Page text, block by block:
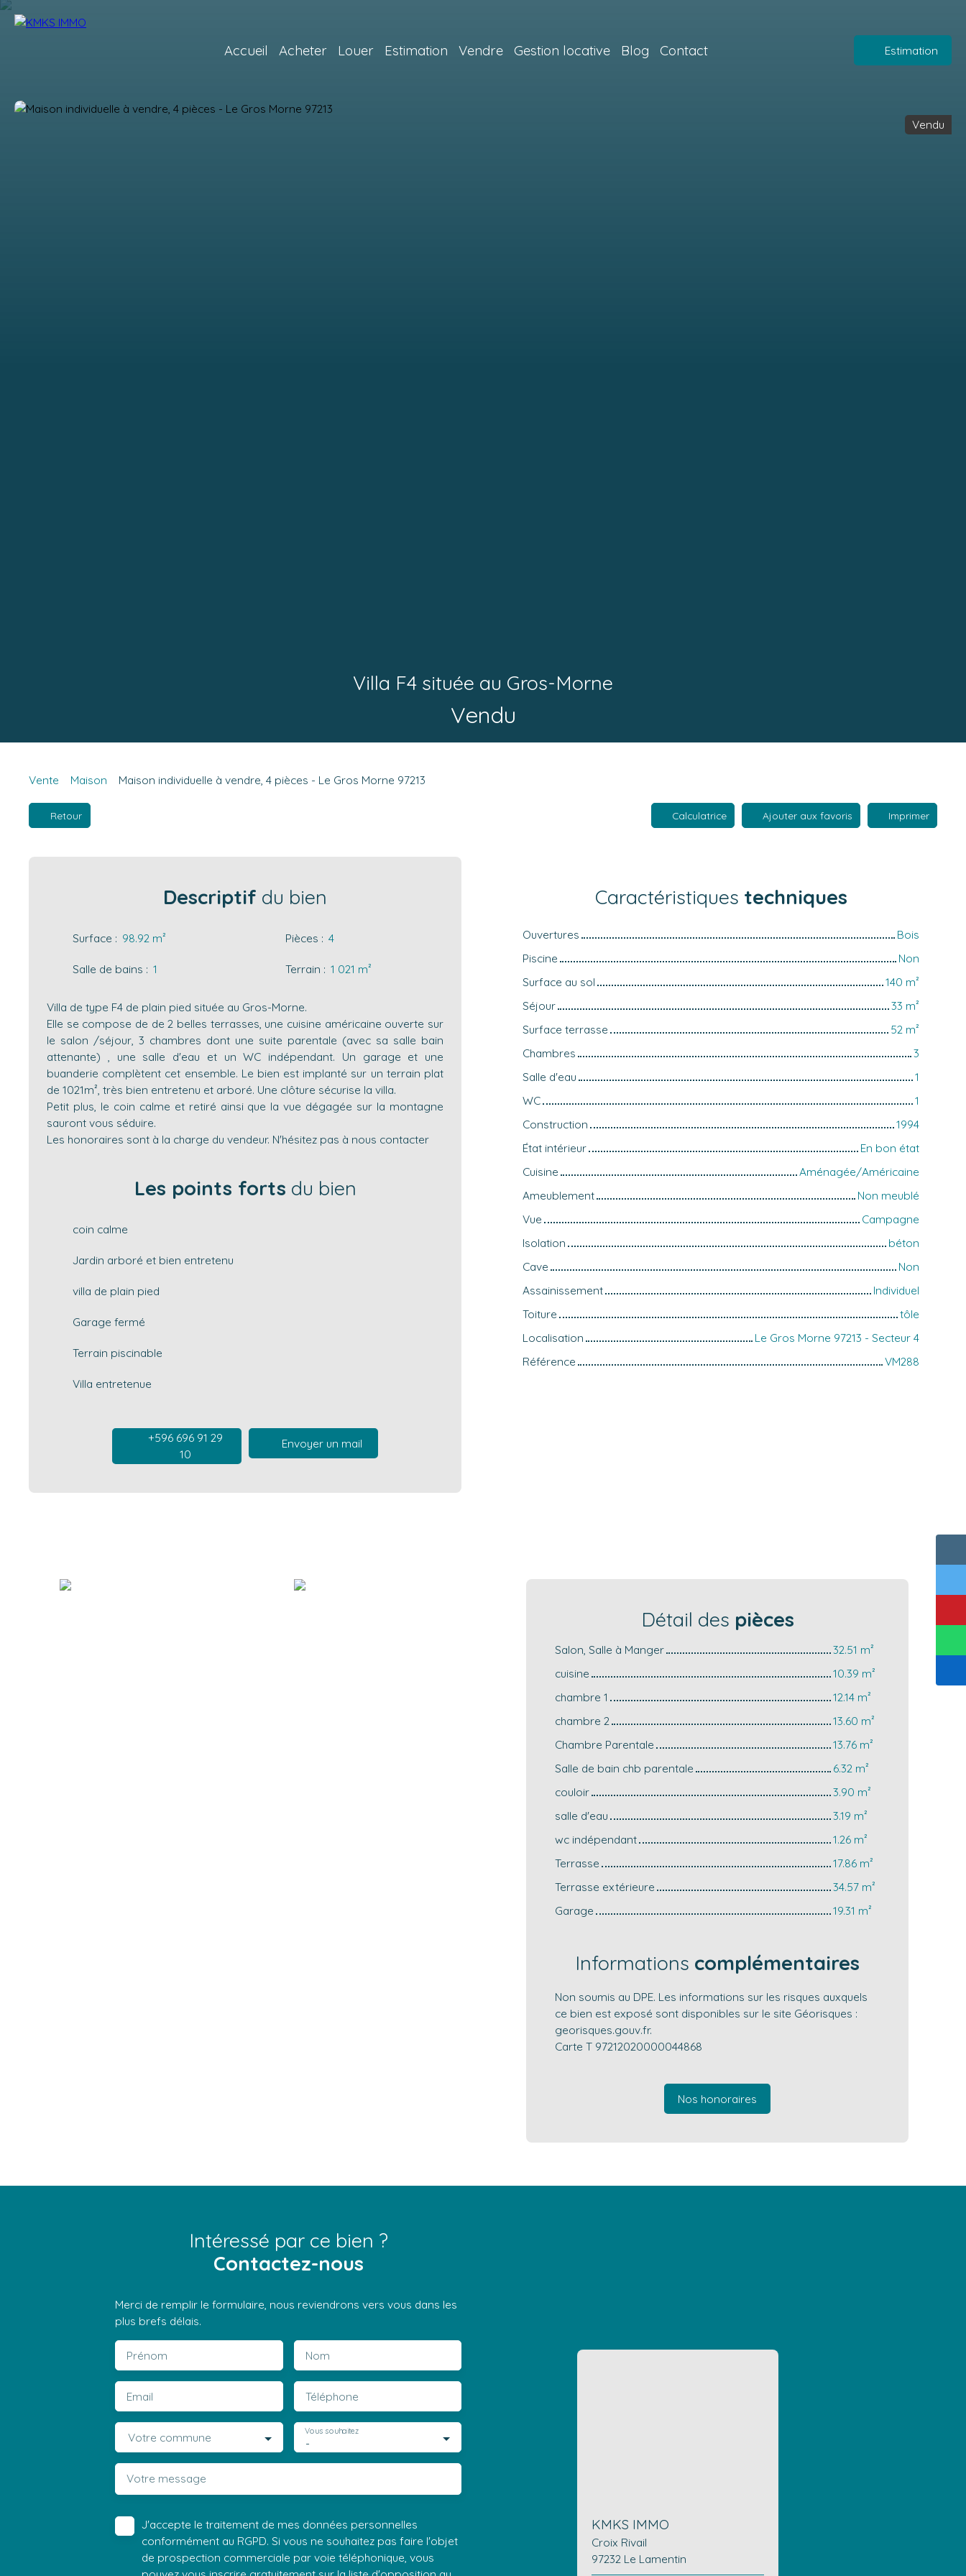
Accueil Acheter Louer Estimation Vendre Gestion locative Blog Contact Estimation
Vendu
Villa F4 située au Gros-Morne
Vendu
Vente Maison Maison individuelle à vendre, 4 pièces - Le Gros Morne 97213
Retour Calculatrice Ajouter aux favoris Imprimer
Descriptif du bien
Surface : 98.92 m² Pièces : 4
Salle de bains : 1 Terrain : 1 021 m²
Villa de type F4 de plain pied située au Gros-Morne.
Elle se compose de de 2 belles terrasses, une cuisine américaine ouverte sur
le salon /séjour, 3 chambres dont une suite parentale (avec sa salle bain
attenante) , une salle d'eau et un WC indépendant. Un garage et une
buanderie complètent cet ensemble. Le bien est implanté sur un terrain plat
de 1021m², très bien entretenu et arboré. Une clôture sécurise la villa.
Petit plus, le coin calme et retiré ainsi que la vue dégagée sur la montagne
sauront vous séduire.
Les honoraires sont à la charge du vendeur. N'hésitez pas à nous contacter
Les points forts du bien
coin calme
Jardin arboré et bien entretenu
villa de plain pied
Garage fermé
Terrain piscinable
Villa entretenue
+596 696 91 29
10
Envoyer un mail
Caractéristiques techniques
Ouvertures
Bois
Piscine
Non
Surface au sol
140 m²
Séjour
33 m²
Surface terrasse
52 m²
Chambres
3
Salle d'eau
1
WC
1
Construction
1994
État intérieur
En bon état
Cuisine
Aménagée/Américaine
Ameublement
Non meublé
Vue
Campagne
Isolation
béton
Cave
Non
Assainissement
Individuel
Toiture
tôle
Localisation
Le Gros Morne 97213 - Secteur 4
Référence
VM288
Détail des pièces
Salon, Salle à Manger
32.51 m²
cuisine
10.39 m²
chambre 1
12.14 m²
chambre 2
13.60 m²
Chambre Parentale
13.76 m²
Salle de bain chb parentale
6.32 m²
couloir
3.90 m²
salle d'eau
3.19 m²
wc indépendant
1.26 m²
Terrasse
17.86 m²
Terrasse extérieure
34.57 m²
Garage
19.31 m²
Informations complémentaires
Non soumis au DPE. Les informations sur les risques auxquels
ce bien est exposé sont disponibles sur le site Géorisques :
georisques.gouv.fr.
Carte T 97212020000044868
Nos honoraires
Intéressé par ce bien ?
Contactez-nous
Merci de remplir le formulaire, nous reviendrons vers vous dans les
plus brefs délais.
Prénom Nom
Email Téléphone
Votre commune -
Vous souhaitez
Votre message
J'accepte le traitement de mes données personnelles
conformément au RGPD. Si vous ne souhaitez pas faire l'objet
de prospection commerciale par voie téléphonique, vous
KMKS IMMO
Croix Rivail
97232 Le Lamentin